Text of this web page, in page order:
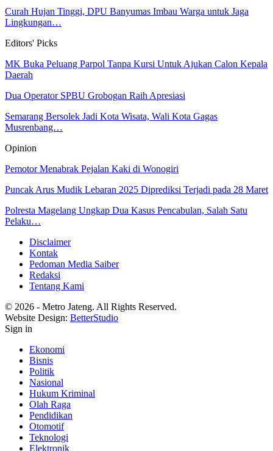
Curah Hujan Tinggi, DPU Banyumas Imbau Warga untuk Jaga
Lingkungan…
Editors' Picks
MK Buka Peluang Parpol Tanpa Kursi Untuk Ajukan Calon Kepala
Daerah
Dua Operator SPBU Grobogan Raih Apresiasi
Semarang Bersolek Jadi Kota Wisata, Wali Kota Gagas
Musrenbang…
Opinion
Pemotor Menabrak Pejalan Kaki di Wonogiri
Puncak Arus Mudik Lebaran 2025 Diprediksi Terjadi pada 28 Maret
Polresta Magelang Ungkap Dua Kasus Pencabulan, Salah Satu
Pelaku…
Disclaimer
Kontak
Pedoman Media Saiber
Redaksi
Tentang Kami
© 2026 - Metro Jateng. All Rights Reserved.
Website Design: BetterStudio
Sign in
Ekonomi
Bisnis
Politik
Nasional
Hukum Kriminal
Olah Raga
Pendidikan
Otomotif
Teknologi
Elektronik